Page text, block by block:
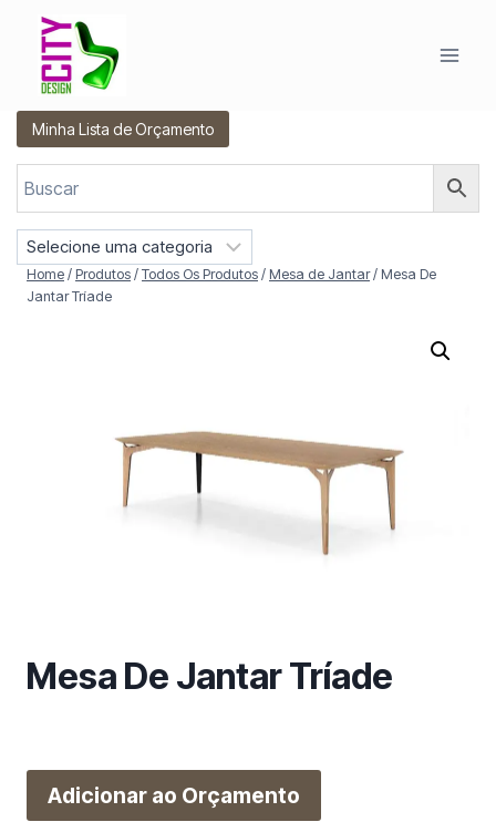
Conteúdo
Minha Lista de Orçamento
eHome / Produtos / Todos Os Produtos / Mesa de Jantar / Mesa De
Jantar Tríade
Mesa De Jantar Tríade
Adicionar ao Orçamento